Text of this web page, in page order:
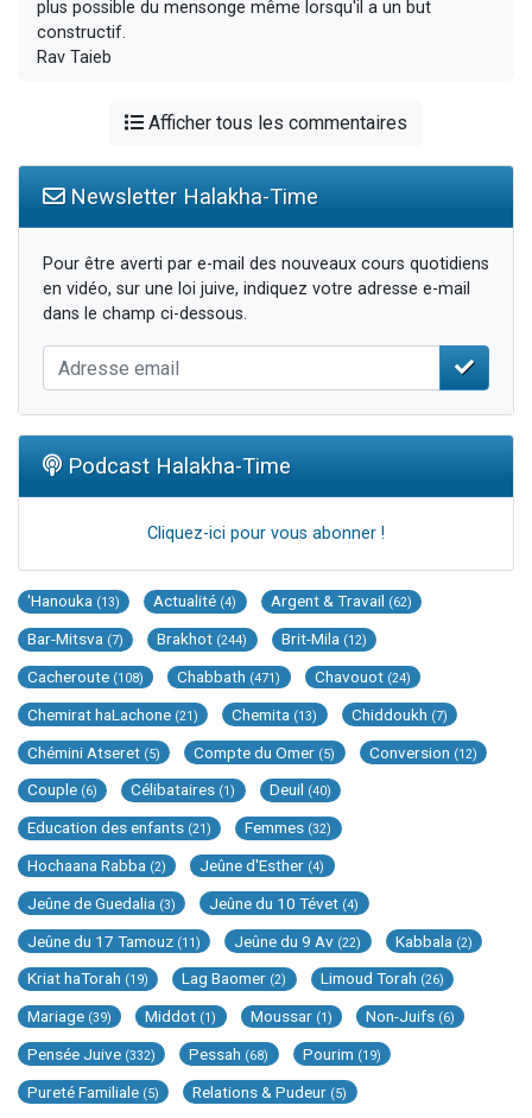
plus possible du mensonge même lorsqu'il a un but
constructif.
Rav Taieb
Afficher tous les commentaires
Newsletter Halakha-Time
Pour être averti par e-mail des nouveaux cours quotidiens
en vidéo, sur une loi juive, indiquez votre adresse e-mail
dans le champ ci-dessous.
Podcast Halakha-Time
Cliquez-ici pour vous abonner !
'Hanouka (13) Actualité (4) Argent & Travail (62)
Bar-Mitsva (7) Brakhot (244) Brit-Mila (12)
Cacheroute (108) Chabbath (471) Chavouot (24)
Chemirat haLachone (21) Chemita (13) Chiddoukh (7)
Chémini Atseret (5) Compte du Omer (5) Conversion (12)
Couple (6) Célibataires (1) Deuil (40)
Education des enfants (21) Femmes (32)
Hochaana Rabba (2) Jeûne d'Esther (4)
Jeûne de Guedalia (3) Jeûne du 10 Tévet (4)
Jeûne du 17 Tamouz (11) Jeûne du 9 Av (22) Kabbala (2)
Kriat haTorah (19) Lag Baomer (2) Limoud Torah (26)
Mariage (39) Middot (1) Moussar (1) Non-Juifs (6)
Pensée Juive (332) Pessah (68) Pourim (19)
Pureté Familiale (5) Relations & Pudeur (5)